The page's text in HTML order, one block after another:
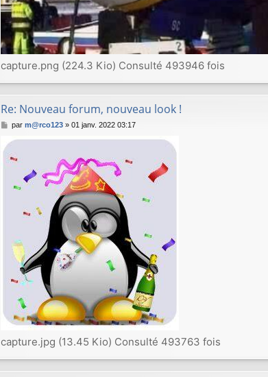
capture.png (224.3 Kio) Consulté 493946 fois
Re: Nouveau forum, nouveau look !
M
s
s
e
par m@rco123» 01 janv. 2022 03:17
capture.jpg (13.45 Kio) Consulté 493763 fois